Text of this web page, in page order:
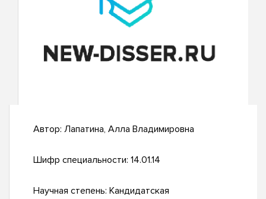
Автор: Лапатина, Алла Владимировна
Шифр специальности: 14.01.14
Научная степень: Кандидатская